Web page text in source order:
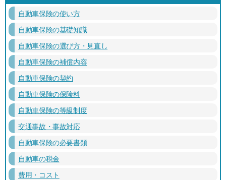
自動車保険の使い方
自動車保険の基礎知識
自動車保険の選び方・見直し
自動車保険の補償内容
自動車保険の契約
自動車保険の保険料
自動車保険の等級制度
交通事故・事故対応
自動車保険の必要書類
自動車の税金
費用・コスト